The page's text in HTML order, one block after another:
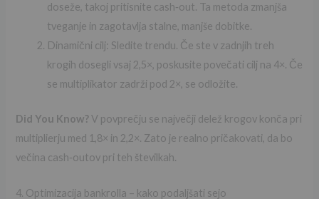
doseže, takoj pritisnite cash‑out. Ta metoda zmanjša
tveganje in zagotavlja stalne, manjše dobitke.
Dinamični cilj: Sledite trendu. Če ste v zadnjih treh
krogih dosegli vsaj 2,5×, poskusite povečati cilj na 4×. Če
se multiplikator zadrži pod 2×, se odložite.
Did You Know?V povprečju se največji delež krogov konča pri
multiplierju med 1,8× in 2,2×. Zato je realno pričakovati, da bo
večina cash‑outov pri teh številkah.
4. Optimizacija bankrolla – kako podaljšati sejo